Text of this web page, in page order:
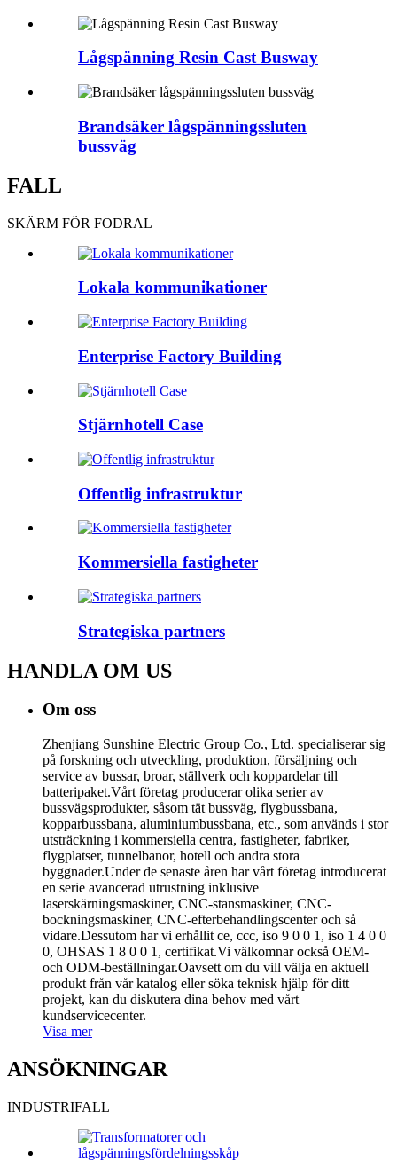
Lågspänning Resin Cast Busway
Brandsäker lågspänningssluten
bussväg
FALL
SKÄRM FÖR FODRAL
Lokala kommunikationer
Enterprise Factory Building
Stjärnhotell Case
Offentlig infrastruktur
Kommersiella fastigheter
Strategiska partners
HANDLA OM US
Om oss
Zhenjiang Sunshine Electric Group Co., Ltd. specialiserar sig
på forskning och utveckling, produktion, försäljning och
service av bussar, broar, ställverk och koppardelar till
batteripaket.Vårt företag producerar olika serier av
bussvägsprodukter, såsom tät bussväg, flygbussbana,
kopparbussbana, aluminiumbussbana, etc., som används i stor
utsträckning i kommersiella centra, fastigheter, fabriker,
flygplatser, tunnelbanor, hotell och andra stora
byggnader.Under de senaste åren har vårt företag introducerat
en serie avancerad utrustning inklusive
laserskärningsmaskiner, CNC-stansmaskiner, CNC-
bockningsmaskiner, CNC-efterbehandlingscenter och så
vidare.Dessutom har vi erhållit ce, ccc, iso 9 0 0 1, iso 1 4 0 0
0, OHSAS 1 8 0 0 1, certifikat.Vi välkomnar också OEM-
och ODM-beställningar.Oavsett om du vill välja en aktuell
produkt från vår katalog eller söka teknisk hjälp för ditt
projekt, kan du diskutera dina behov med vårt
kundservicecenter.
Visa mer
ANSÖKNINGAR
INDUSTRIFALL